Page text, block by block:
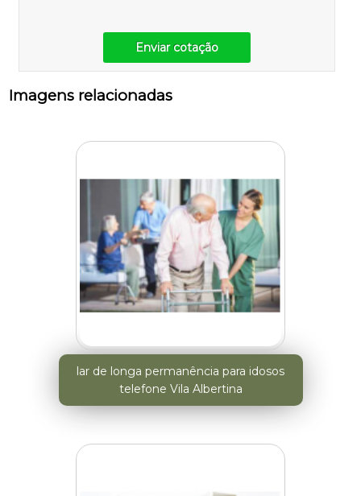
Enviar cotação
Imagens relacionadas
lar de longa permanência para idosos
telefone Vila Albertina